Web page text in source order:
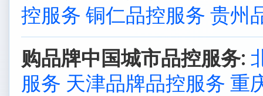
控服务 铜仁品控服务 贵州
购品牌中国城市品控服务:
服务 天津品牌品控服务 重